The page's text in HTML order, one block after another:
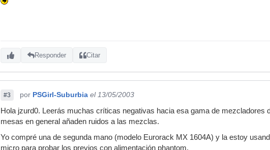
Responder Citar
#3 por PSGirl-Suburbia el 13/05/2003
Hola jzurd0. Leerás muchas críticas negativas hacia esa gama de mezcladores
mesas en general añaden ruidos a las mezclas.
Yo compré una de segunda mano (modelo Eurorack MX 1604A) y la estoy
micro para probar los previos con alimentación phantom.